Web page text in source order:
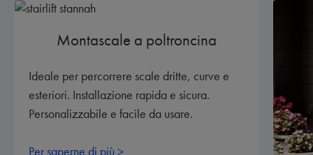
Montascale a poltroncina
Ideale per percorrere scale dritte, curve e
esteriori. Installazione rapida e sicura.
Personalizzabile e facile da usare.
Per saperne di più >